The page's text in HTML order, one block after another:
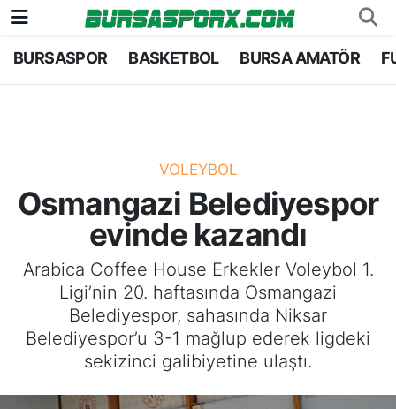
BURSASPOR BASKETBOL BURSA AMATÖR
VOLEYBOL
Osmangazi Belediyespor
evinde kazandı
Arabica Coffee House Erkekler Voleybol 1.
Ligi’nin 20. haftasında Osmangazi
Belediyespor, sahasında Niksar
Belediyespor’u 3-1 mağlup ederek ligdeki
sekizinci galibiyetine ulaştı.
Bursaspor
Bursa Amatör
Hentbol
Voleybol
Genel
Bursa Nöbetçi Eczaneler
Bursa Trafik Yoğunluk Haritası
TFF 1.Lig Puan Durumu ve Fikstür
Tüm Manşetler
Son Dakika Haberleri